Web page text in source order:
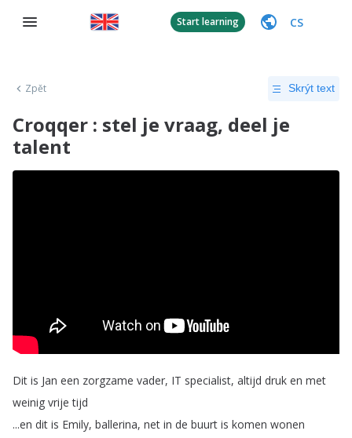
Start learning CS
Zpět Skrýt text
Croqqer : stel je vraag, deel je
talent
Dit is Jan een zorgzame vader, IT specialist, altijd druk en met
weinig vrije tijd
...en dit is Emily, ballerina, net in de buurt is komen wonen